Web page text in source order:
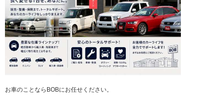
お車のことならBOBにお任せください。